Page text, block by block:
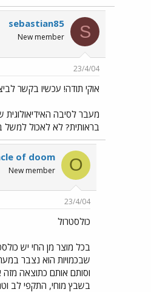
S
sebastian85
New member
23/4/04
אוקי תודה! עכשיו בקשר
מעבר לסיבה
בראותית? לא לאכול למשל
O
of doom
New member
23/4/04
כולסטרול
בכל מוצר מן החי יש
שבכמויות הוא נצבר
וסותם אותם כתוצאה
בשבץ מוחי, התקפי לב